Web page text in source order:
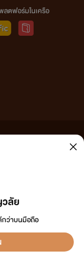
ลัย
กว่าบนมือถือ
ลตฟอร์มในเครือ
น ดังนั้นผู้อ่านทุกท่านโปรดใช้
ๆ ที่ขัดต่อกฎหมายและศีลธรรม
ในทันที ทั้งนี้ ทางเว็บไซต์ขอสงวน